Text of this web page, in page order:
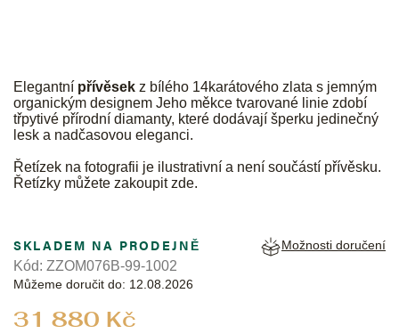
Elegantní přívěsek z bílého 14karátového zlata s jemným
organickým designem Jeho měkce tvarované linie zdobí
třpytivé přírodní diamanty, které dodávají šperku jedinečný
lesk a nadčasovou eleganci.
Řetízek na fotografii je ilustrativní a není součástí přívěsku.
Řetízky můžete zakoupitzde.
31 880 Kč
SKLADEM NA PRODEJNĚ
Můžeme doručit do: 12.08.2026
Možnosti doručení
Kód: ZZOM076B-99-1002